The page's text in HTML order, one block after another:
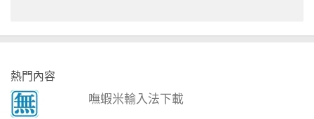
熱門內容
嘸蝦米輸入法下載